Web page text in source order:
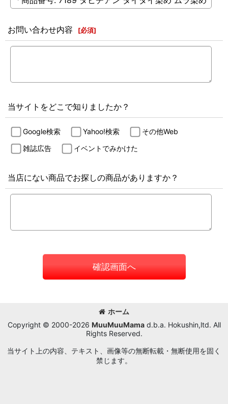
お問い合わせ内容 [必須]
当サイトをどこで知りましたか？
Google検索 Yahoo!検索
その他Web
雑誌広告
イベントでみかけた
当店にない商品でお探しの商品がありますか？
確認画面へ
ホーム
Copyright © 2000-2026 MuuMuuMamad.b.a. Hokushin,ltd. All
Rights Reserved.
当サイト上の内容、テキスト、画像等の無断転載・無断使用を固く
禁じます。